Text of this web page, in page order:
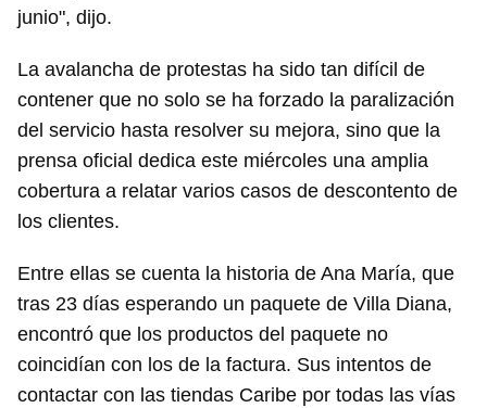
junio", dijo.
La avalancha de protestas ha sido tan difícil de
contener que no solo se ha forzado la paralización
del servicio hasta resolver su mejora, sino que la
prensa oficial dedica este miércoles una amplia
cobertura a relatar varios casos de descontento de
los clientes.
Entre ellas se cuenta la historia de Ana María, que
tras 23 días esperando un paquete de Villa Diana,
encontró que los productos del paquete no
coincidían con los de la factura. Sus intentos de
contactar con las tiendas Caribe por todas las vías